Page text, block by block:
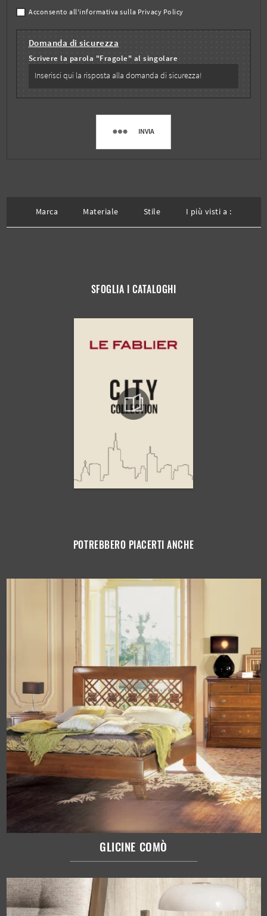
Acconsento all'informativa sulla Privacy Policy
Domanda di sicurezza
Scrivere la parola "Fragole" al singolare
INVIA
Marca Materiale Stile I più visti a :
SFOGLIA I CATALOGHI
POTREBBERO PIACERTI ANCHE
GLICINE COMÒ